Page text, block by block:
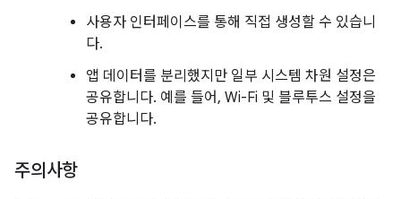
사용자 인터페이스를 통해 직접 생성할 수 있습니
다.
앱 데이터를 분리했지만 일부 시스템 차원 설정은
공유합니다. 예를 들어, Wi-Fi 및 블루투스 설정을
공유합니다.
주의사항